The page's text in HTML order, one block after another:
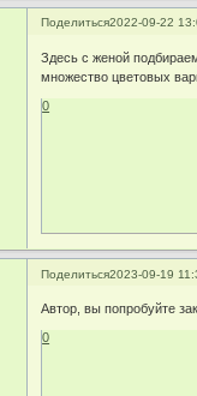
Поделиться2022-09-22
Здесь с женой
множество цветовых
0
Поделиться2023-09-19
Автор, вы попробуйте
0